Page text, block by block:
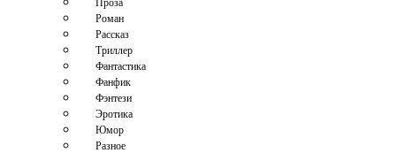
Проза
Роман
Рассказ
Триллер
Фантастика
Фанфик
Фэнтези
Эротика
Юмор
Разное